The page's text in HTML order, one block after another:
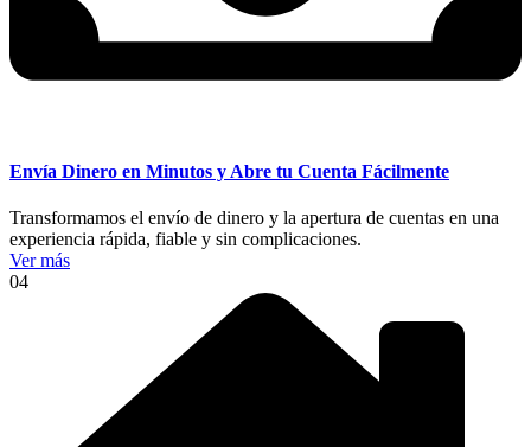
Envía Dinero en Minutos y Abre tu Cuenta Fácilmente
Transformamos el envío de dinero y la apertura de cuentas en una
experiencia rápida, fiable y sin complicaciones.
Ver más
04